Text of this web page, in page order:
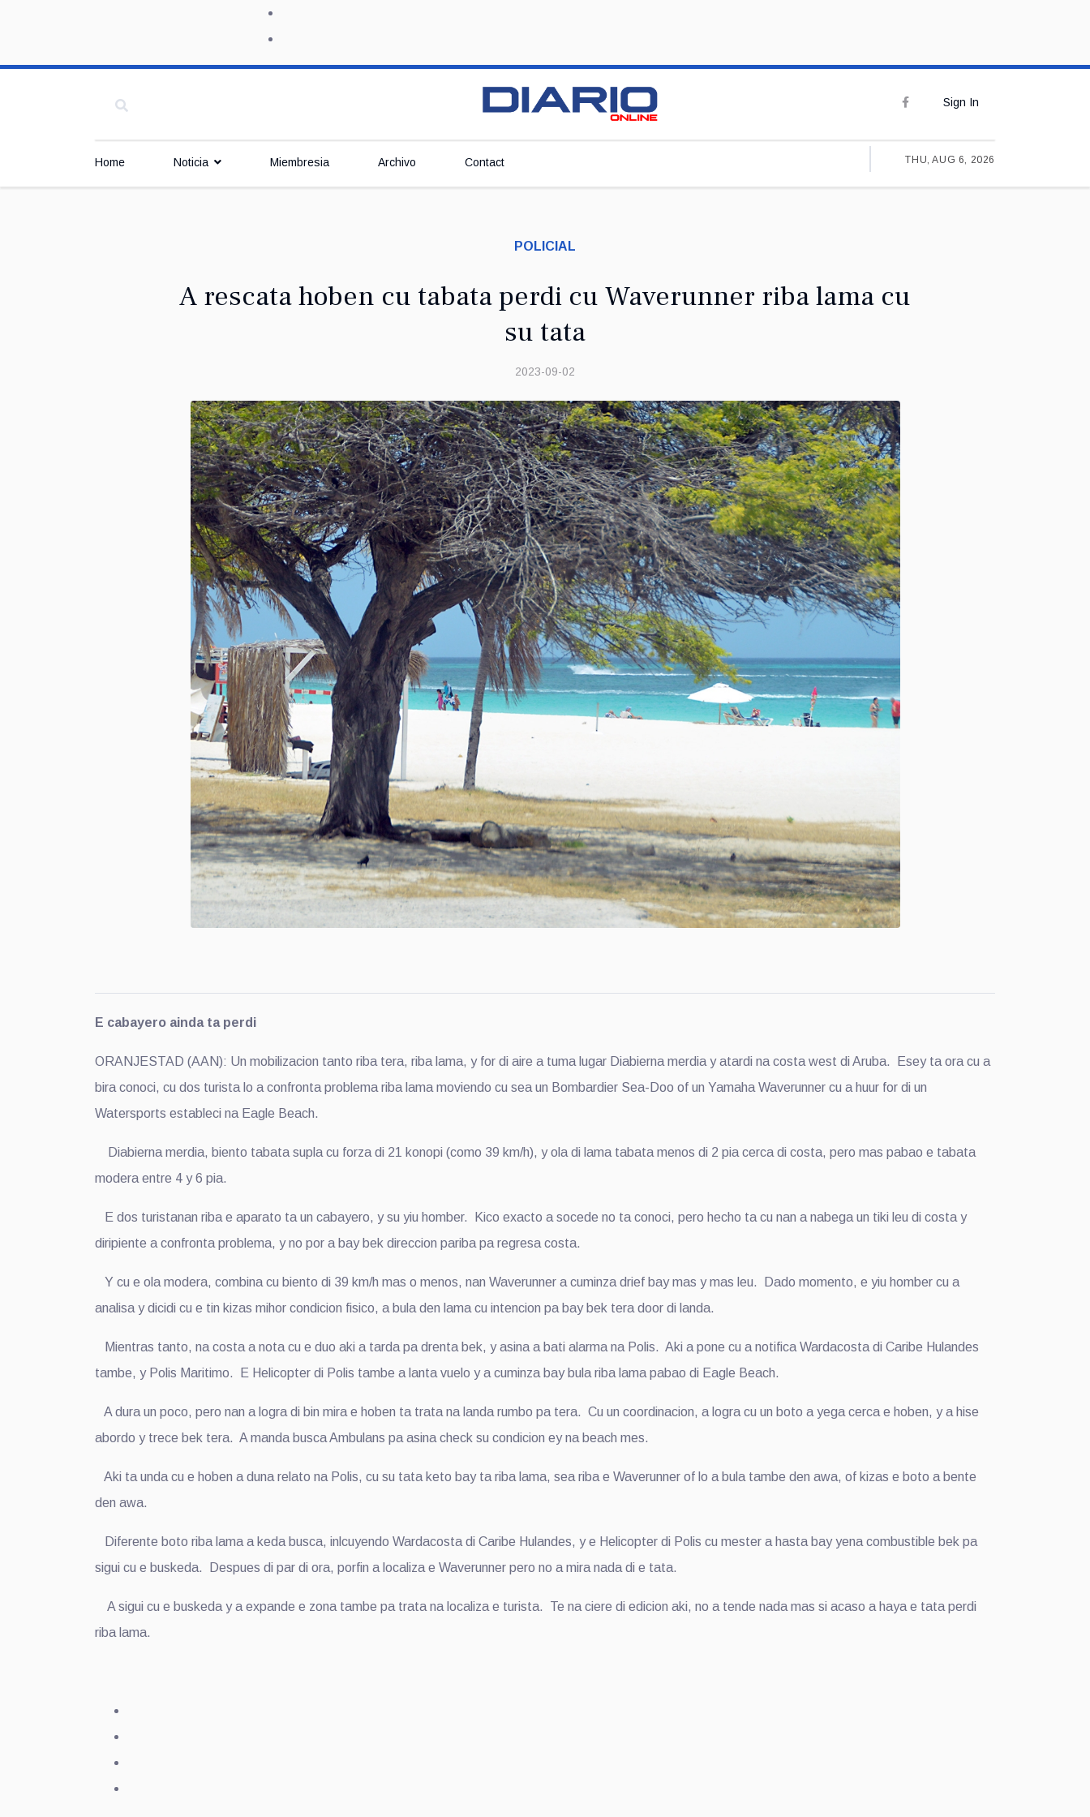
Sign In
Home Noticia Miembresia Archivo Contact THU, AUG 6, 2026
POLICIAL
A rescata hoben cu tabata perdi cu Waverunner riba lama cu
su tata
2023-09-02
E cabayero ainda ta perdi
ORANJESTAD (AAN): Un mobilizacion tanto riba tera, riba lama, y for di aire a tuma lugar Diabierna merdia y atardi na costa west di Aruba. Esey ta ora cu a
bira conoci, cu dos turista lo a confronta problema riba lama moviendo cu sea un Bombardier Sea-Doo of un Yamaha Waverunner cu a huur for di un
Watersports estableci na Eagle Beach.
Diabierna merdia, biento tabata supla cu forza di 21 konopi (como 39 km/h), y ola di lama tabata menos di 2 pia cerca di costa, pero mas pabao e tabata
modera entre 4 y 6 pia.
E dos turistanan riba e aparato ta un cabayero, y su yiu homber. Kico exacto a socede no ta conoci, pero hecho ta cu nan a nabega un tiki leu di costa y
diripiente a confronta problema, y no por a bay bek direccion pariba pa regresa costa.
Y cu e ola modera, combina cu biento di 39 km/h mas o menos, nan Waverunner a cuminza drief bay mas y mas leu. Dado momento, e yiu homber cu a
analisa y dicidi cu e tin kizas mihor condicion fisico, a bula den lama cu intencion pa bay bek tera door di landa.
Mientras tanto, na costa a nota cu e duo aki a tarda pa drenta bek, y asina a bati alarma na Polis. Aki a pone cu a notifica Wardacosta di Caribe Hulandes
tambe, y Polis Maritimo. E Helicopter di Polis tambe a lanta vuelo y a cuminza bay bula riba lama pabao di Eagle Beach.
A dura un poco, pero nan a logra di bin mira e hoben ta trata na landa rumbo pa tera. Cu un coordinacion, a logra cu un boto a yega cerca e hoben, y a hise
abordo y trece bek tera. A manda busca Ambulans pa asina check su condicion ey na beach mes.
Aki ta unda cu e hoben a duna relato na Polis, cu su tata keto bay ta riba lama, sea riba e Waverunner of lo a bula tambe den awa, of kizas e boto a bente
den awa.
Diferente boto riba lama a keda busca, inlcuyendo Wardacosta di Caribe Hulandes, y e Helicopter di Polis cu mester a hasta bay yena combustible bek pa
sigui cu e buskeda. Despues di par di ora, porfin a localiza e Waverunner pero no a mira nada di e tata.
A sigui cu e buskeda y a expande e zona tambe pa trata na localiza e turista. Te na ciere di edicion aki, no a tende nada mas si acaso a haya e tata perdi
riba lama.